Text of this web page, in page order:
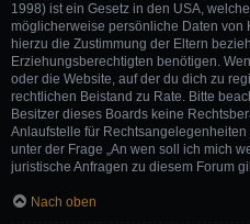
1998) ist ein Gesetz in den USA,
möglicherweise persönliche Daten von
hierzu die Zustimmung der Eltern
Erziehungsberechtigten benötigen.
oder die Website, auf der du dich zu
rechtlichen Beistand zu Rate. Bitte
Besitzer dieses Boards keine
Anlaufstelle für
unter der Frage „An wen soll ich mich
juristische Anfragen zu diesem Forum
Nach oben